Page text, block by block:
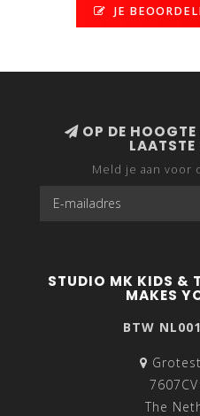
JE
OP DE
LAATSTE
Meld je aan voor
STUDIO MK KIDS &
MAKES
BTW
The